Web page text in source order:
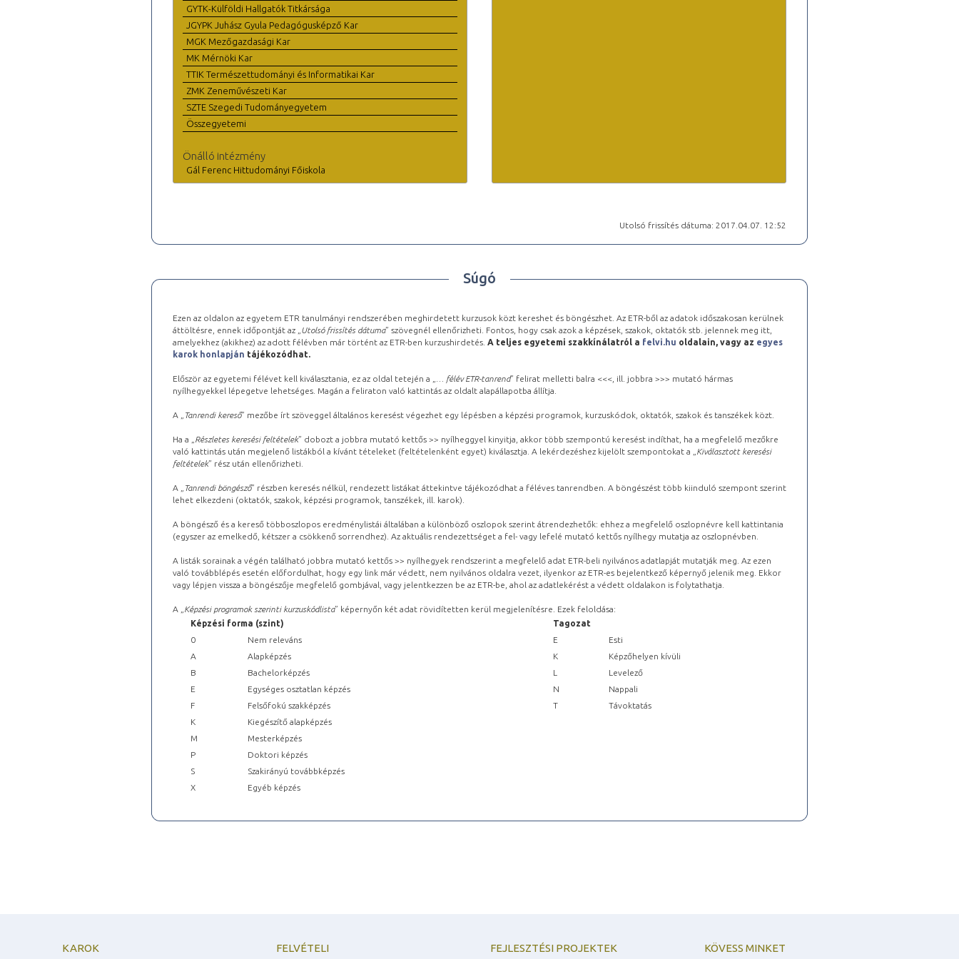
GYTK-Külföldi Hallgatók Titkársága
JGYPK Juhász Gyula Pedagógusképző Kar
MGK Mezőgazdasági Kar
MK Mérnöki Kar
TTIK Természettudományi és Informatikai Kar
ZMK Zeneművészeti Kar
SZTE Szegedi Tudományegyetem
Összegyetemi
Önálló intézmény
Gál Ferenc Hittudományi Főiskola
Utolsó frissítés dátuma: 2017.04.07. 12:52
Súgó
Ezen az oldalon az egyetem ETR tanulmányi rendszerében meghirdetett kurzusok közt kereshet és böngészhet. Az ETR-ből az adatok időszakosan kerülnek
áttöltésre, ennek időpontját az „ Utolsó frissítés dátuma” szövegnél ellenőrizheti. Fontos, hogy csak azok a képzések, szakok, oktatók stb. jelennek meg itt,
amelyekhez (akikhez) az adott félévben már történt az ETR-ben kurzushirdetés. A teljes egyetemi szakkínálatról a felvi.hu oldalain, vagy az egyes
karok honlapján tájékozódhat.
Először az egyetemi félévet kell kiválasztania, ez az oldal tetején a „ … félév ETR-tanrend” felirat melletti balra <<<, ill. jobbra >>> mutató hármas
nyílhegyekkel lépegetve lehetséges. Magán a feliraton való kattintás az oldalt alapállapotba állítja.
A „ Tanrendi kereső” mezőbe írt szöveggel általános keresést végezhet egy lépésben a képzési programok, kurzuskódok, oktatók, szakok és tanszékek közt.
Ha a „ Részletes keresési feltételek” dobozt a jobbra mutató kettős >> nyílheggyel kinyitja, akkor több szempontú keresést indíthat, ha a megfelelő mezőkre
való kattintás után megjelenő listákból a kívánt tételeket (feltételenként egyet) kiválasztja. A lekérdezéshez kijelölt szempontokat a „ Kiválasztott keresési
feltételek” rész után ellenőrizheti.
A „ Tanrendi böngésző” részben keresés nélkül, rendezett listákat áttekintve tájékozódhat a féléves tanrendben. A böngészést több kiinduló szempont szerint
lehet elkezdeni (oktatók, szakok, képzési programok, tanszékek, ill. karok).
A böngésző és a kereső többoszlopos eredménylistái általában a különböző oszlopok szerint átrendezhetők: ehhez a megfelelő oszlopnévre kell kattintania
(egyszer az emelkedő, kétszer a csökkenő sorrendhez). Az aktuális rendezettséget a fel- vagy lefelé mutató kettős nyílhegy mutatja az oszlopnévben.
A listák sorainak a végén található jobbra mutató kettős >> nyílhegyek rendszerint a megfelelő adat ETR-beli nyilvános adatlapját mutatják meg. Az ezen
való továbblépés esetén előfordulhat, hogy egy link már védett, nem nyilvános oldalra vezet, ilyenkor az ETR-es bejelentkező képernyő jelenik meg. Ekkor
vagy lépjen vissza a böngészője megfelelő gombjával, vagy jelentkezzen be az ETR-be, ahol az adatlekérést a védett oldalakon is folytathatja.
A „ Képzési programok szerinti kurzuskódlista” képernyőn két adat rövidítetten kerül megjelenítésre. Ezek feloldása:
Képzési forma (szint)
Tagozat
0
Nem releváns E
Esti
A
Alapképzés K
Képzőhelyen kívüli
B
Bachelorképzés L
Levelező
E
Egységes osztatlan képzés N
Nappali
F
Felsőfokú szakképzés T
Távoktatás
K
Kiegészítő alapképzés
M
Mesterképzés
P
Doktori képzés
S
Szakirányú továbbképzés
X
Egyéb képzés
KAROK FELVÉTELI FEJLESZTÉSI PROJEKTEK KÖVESS MINKET